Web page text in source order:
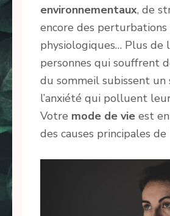
environnementaux, de
encore des perturbations
physiologiques… Plus de
personnes qui souffrent
du sommeil subissent un
l’anxiété qui polluent
Votre mode de vie est
des causes principales de